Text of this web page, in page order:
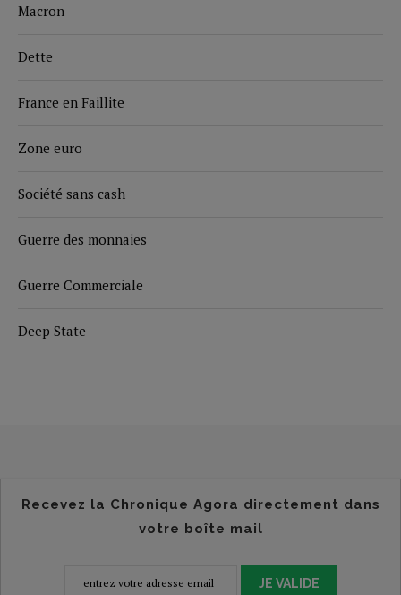
Macron
Dette
France en Faillite
Zone euro
Société sans cash
Guerre des monnaies
Guerre Commerciale
Deep State
Recevez la Chronique Agora directement dans
votre boîte mail
JE VALIDE